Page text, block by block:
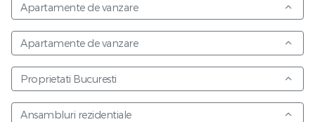
Apartamente de vanzare
Apartamente de vanzare
Proprietati Bucuresti
Ansambluri rezidentiale